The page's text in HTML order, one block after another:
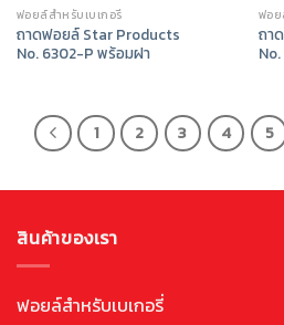
ฟอยล์สำหรับเบเกอรี่
ถาดฟอยล์ Star Products
No. 6302-P พร้อมฝา
ฟอย
ถา
1 2 3 4 5
สินค้าของเรา
ฟอยล์สำหรับเบเกอรี่